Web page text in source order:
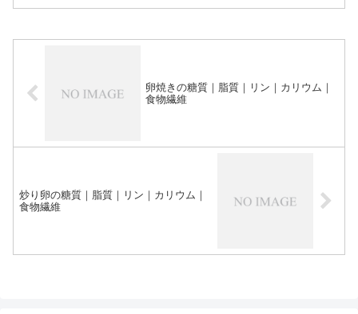
卵焼きの糖質｜脂質｜リン｜カリウム｜
食物繊維
炒り卵の糖質｜脂質｜リン｜カリウム｜
食物繊維